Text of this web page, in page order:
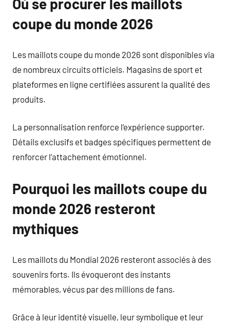
Où se procurer les maillots
coupe du monde 2026
Les maillots coupe du monde 2026 sont disponibles via
de nombreux circuits officiels. Magasins de sport et
plateformes en ligne certifiées assurent la qualité des
produits.
La personnalisation renforce l’expérience supporter.
Détails exclusifs et badges spécifiques permettent de
renforcer l’attachement émotionnel.
Pourquoi les maillots coupe du
monde 2026 resteront
mythiques
Les maillots du Mondial 2026 resteront associés à des
souvenirs forts. Ils évoqueront des instants
mémorables, vécus par des millions de fans.
Grâce à leur identité visuelle, leur symbolique et leur